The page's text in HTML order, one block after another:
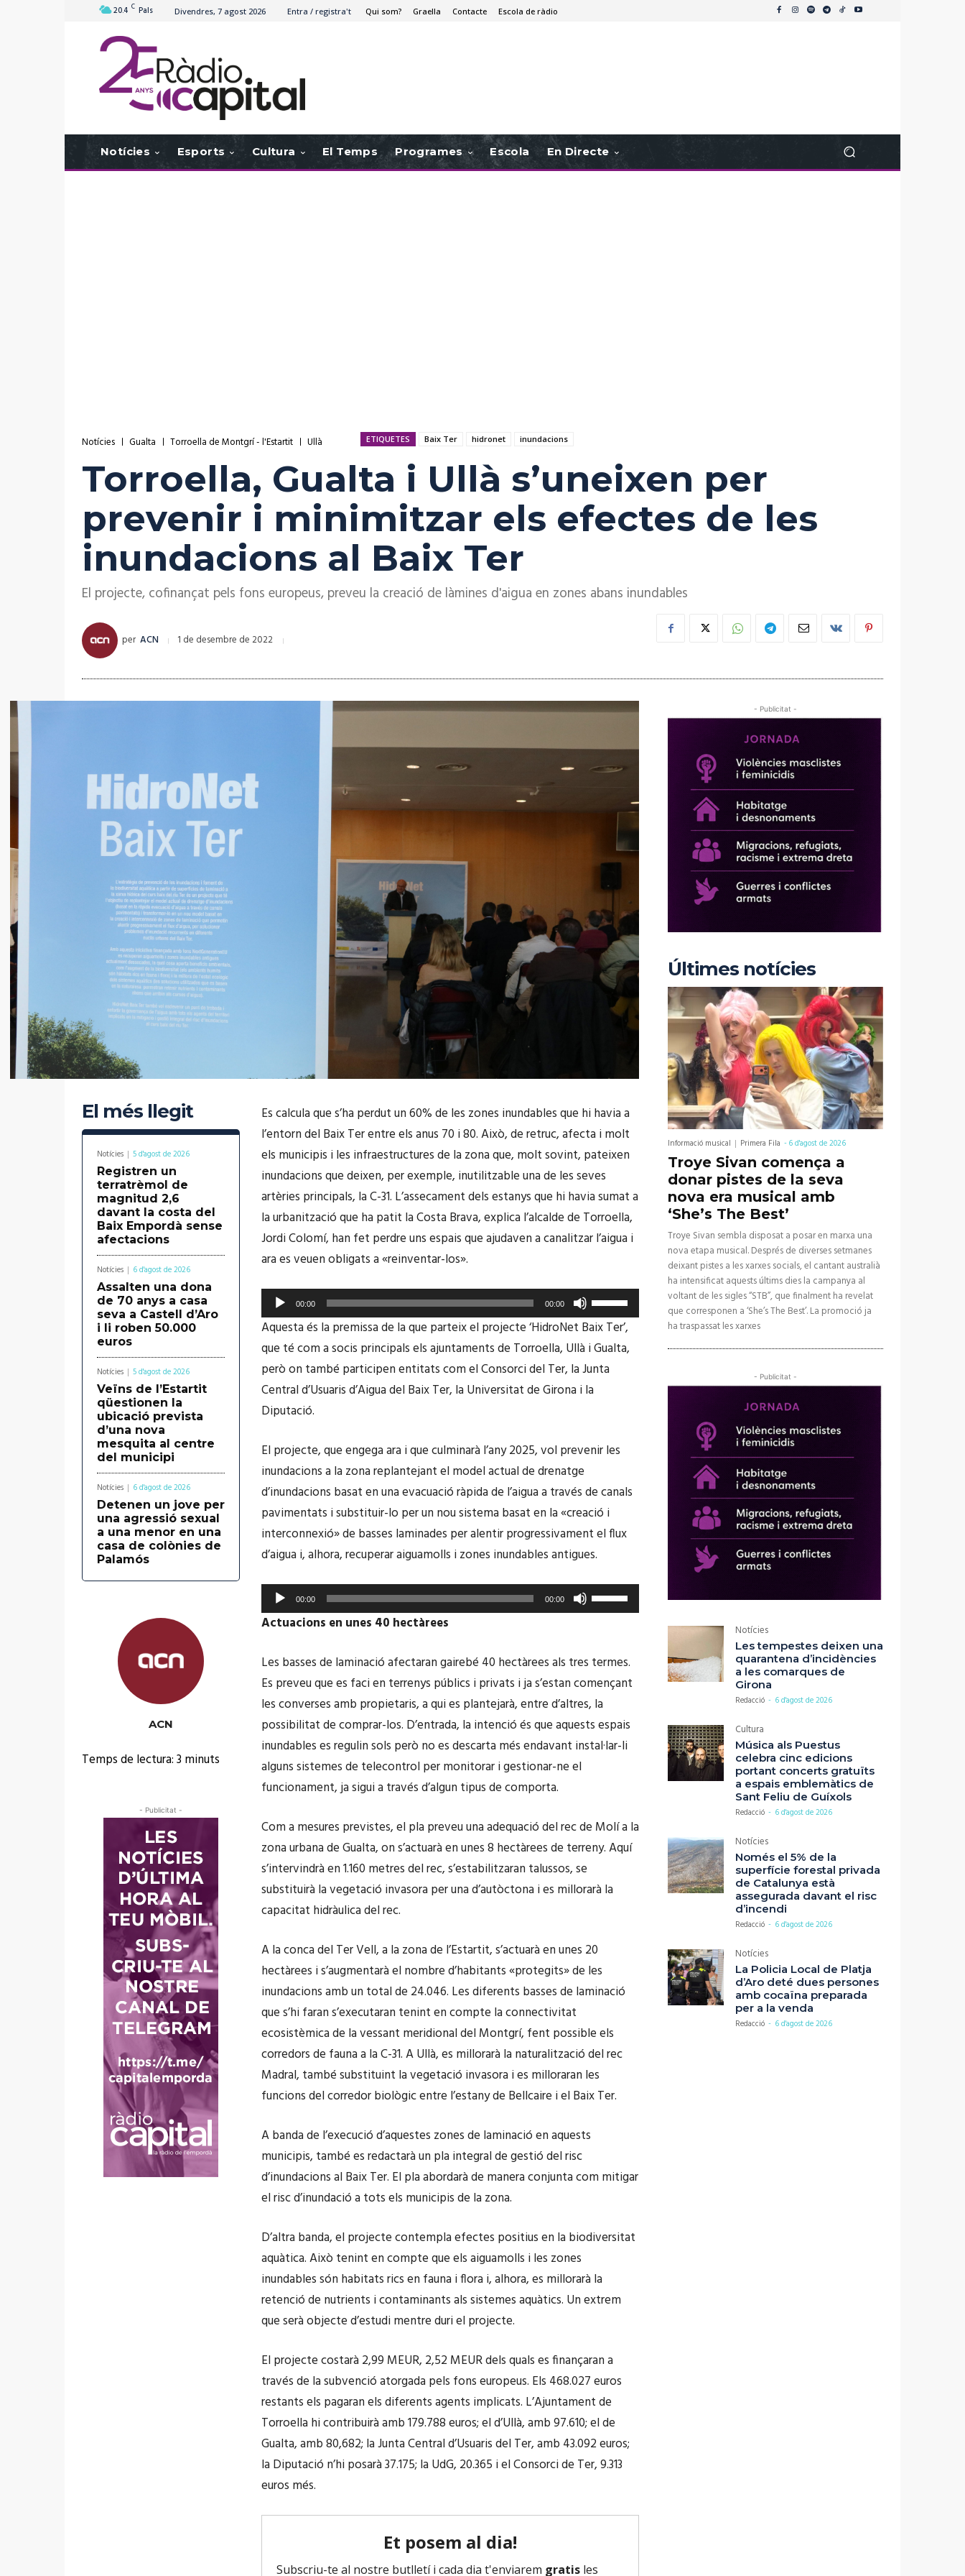
20.4 C Pals Divendres, 7 agost 2026 Entra / registra't Qui som? Graella Contacte Escola de ràdio
Notícies Esports Cultura El Temps Programes Escola En Directe
Notícies Gualta Torroella de Montgrí - l'Estartit Ullà ETIQUETES Baix Ter hidronet inundacions
Torroella, Gualta i Ullà s’uneixen per
prevenir i minimitzar els efectes de les
inundacions al Baix Ter
El projecte, cofinançat pels fons europeus, preveu la creació de làmines d'aigua en zones abans inundables
per ACN 1 de desembre de 2022
El més llegit
Notícies 5 d'agost de 2026
Registren un
terratrèmol de
magnitud 2,6
davant la costa del
Baix Empordà sense
afectacions
Notícies 6 d'agost de 2026
Assalten una dona
de 70 anys a casa
seva a Castell d’Aro
i li roben 50.000
euros
Notícies 5 d'agost de 2026
Veïns de l’Estartit
qüestionen la
ubicació prevista
d’una nova
mesquita al centre
del municipi
Notícies 6 d'agost de 2026
Detenen un jove per
una agressió sexual
a una menor en una
casa de colònies de
Palamós
ACN
Temps de lectura:3 minuts
- Publicitat -
Es calcula que s’ha perdut un 60% de les zones inundables que hi havia a
l’entorn del Baix Ter entre els anus 70 i 80. Això, de retruc, afecta i molt
els municipis i les infraestructures de la zona que, molt sovint, pateixen
inundacions que deixen, per exemple, inutilitzable una de les seves
artèries principals, la C-31. L’assecament dels estanys que hi havia sumat a
la urbanització que ha patit la Costa Brava, explica l’alcalde de Torroella,
Jordi Colomí, han fet perdre uns espais que ajudaven a canalitzar l’aigua i
ara es veuen obligats a «reinventar-los».
e
o
d
c
t
o
r
d
'
u
d
i
o
00:00 00:00
F
e
u
i
l
e
s
t
l
a
u
n
t
c
a
p
a
l
r
n
e
m
e
n
t
a
s
Aquesta és la premissa de la que parteix el projecte ‘HidroNet Baix Ter’,
que té com a socis principals els ajuntaments de Torroella, Ullà i Gualta,
però on també participen entitats com el Consorci del Ter, la Junta
Central d’Usuaris d’Aigua del Baix Ter, la Universitat de Girona i la
Diputació.
El projecte, que engega ara i que culminarà l’any 2025, vol prevenir les
inundacions a la zona replantejant el model actual de drenatge
d’inundacions basat en una evacuació ràpida de l’aigua a través de canals
pavimentats i substituir-lo per un nou sistema basat en la «creació i
interconnexió» de basses laminades per alentir progressivament el flux
d’aigua i, alhora, recuperar aiguamolls i zones inundables antigues.
e
r
o
d
u
c
t
o
d
'
à
u
d
o
00:00 00:00
F
e
s
e
v
i
s
t
c
s
d
e
l
e
t
x
p
u
/
p
a
v
a
l
l
Actuacions en unes 40 hectàrees
Les basses de laminació afectaran gairebé 40 hectàrees als tres termes.
Es preveu que es faci en terrenys públics i privats i ja s’estan començant
les converses amb propietaris, a qui es plantejarà, entre d’altres, la
possibilitat de comprar-los. D’entrada, la intenció és que aquests espais
inundables es regulin sols però no es descarta més endavant instal·lar-li
alguns sistemes de telecontrol per monitorar i gestionar-ne el
funcionament, ja sigui a través d’algun tipus de comporta.
Com a mesures previstes, el pla preveu una adequació del rec de Molí a la
zona urbana de Gualta, on s’actuarà en unes 8 hectàrees de terreny. Aquí
s’intervindrà en 1.160 metres del rec, s’estabilitzaran talussos, se
substituirà la vegetació invasora per una d’autòctona i es millorarà la
capacitat hidràulica del rec.
A la conca del Ter Vell, a la zona de l’Estartit, s’actuarà en unes 20
hectàrees i s’augmentarà el nombre d’habitants «protegits» de les
inundacions amb un total de 24.046. Les diferents basses de laminació
que s’hi faran s’executaran tenint en compte la connectivitat
ecosistèmica de la vessant meridional del Montgrí, fent possible els
corredors de fauna a la C-31. A Ullà, es millorarà la naturalització del rec
Madral, també substituint la vegetació invasora i es milloraran les
funcions del corredor biològic entre l’estany de Bellcaire i el Baix Ter.
A banda de l’execució d’aquestes zones de laminació en aquests
municipis, també es redactarà un pla integral de gestió del risc
d’inundacions al Baix Ter. El pla abordarà de manera conjunta com mitigar
el risc d’inundació a tots els municipis de la zona.
D’altra banda, el projecte contempla efectes positius en la biodiversitat
aquàtica. Això tenint en compte que els aiguamolls i les zones
inundables són habitats rics en fauna i flora i, alhora, es millorarà la
retenció de nutrients i contaminants als sistemes aquàtics. Un extrem
que serà objecte d’estudi mentre duri el projecte.
El projecte costarà 2,99 MEUR, 2,52 MEUR dels quals es finançaran a
través de la subvenció atorgada pels fons europeus. Els 468.027 euros
restants els pagaran els diferents agents implicats. L’Ajuntament de
Torroella hi contribuirà amb 179.788 euros; el d’Ullà, amb 97.610; el de
Gualta, amb 80,682; la Junta Central d’Usuaris del Ter, amb 43.092 euros;
la Diputació n’hi posarà 37.175; la UdG, 20.365 i el Consorci de Ter, 9.313
euros més.
- Publicitat -
Últimes notícies
Informació musical Primera Fila -6 d'agost de 2026
Troye Sivan comença a
donar pistes de la seva
nova era musical amb
‘She’s The Best’
Troye Sivan sembla disposat a posar en marxa una
nova etapa musical. Després de diverses setmanes
deixant pistes a les xarxes socials, el cantant australià
ha intensificat aquests últims dies la campanya al
voltant de les sigles “STB”, que finalment ha revelat
que corresponen a ‘She’s The Best’. La promoció ja
ha traspassat les xarxes
- Publicitat -
Notícies
Les tempestes deixen una
quarantena d’incidències
a les comarques de
Girona
Redacció - 6 d'agost de 2026
Cultura
Música als Puestus
celebra cinc edicions
portant concerts gratuïts
a espais emblemàtics de
Sant Feliu de Guíxols
Redacció - 6 d'agost de 2026
Notícies
Només el 5% de la
superfície forestal privada
de Catalunya està
assegurada davant el risc
d’incendi
Redacció - 6 d'agost de 2026
Notícies
La Policia Local de Platja
d’Aro deté dues persones
amb cocaïna preparada
per a la venda
Redacció - 6 d'agost de 2026